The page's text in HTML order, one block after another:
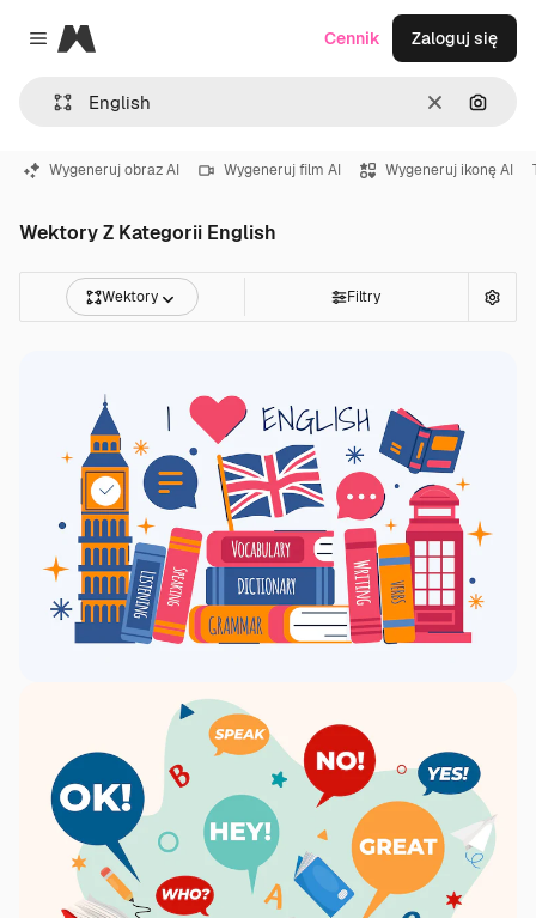
Close menu
Magnific
WyczyśćSzukaj
Cennik Zaloguj się
Wygeneruj obraz AI Wygeneruj film AI Wygeneruj ikonę AI
Wektory Z Kategorii English
Wektory Filtry